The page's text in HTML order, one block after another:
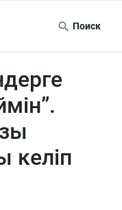
Поиск
келіп